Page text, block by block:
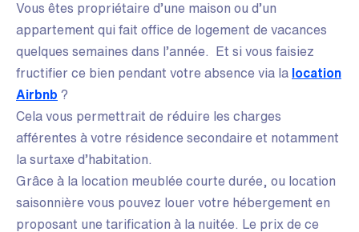
Vous êtes propriétaire d’une maison ou d’un
appartement qui fait office de logement de vacances
quelques semaines dans l’année. Et si vous faisiez
fructifier ce bien pendant votre absence via la
location
Airbnb ?
Cela vous permettrait de réduire les charges
afférentes à votre résidence secondaire et notamment
la surtaxe d’habitation.
Grâce à la location meublée courte durée, ou location
saisonnière vous pouvez louer votre hébergement en
proposant une tarification à la nuitée. Le prix de ce